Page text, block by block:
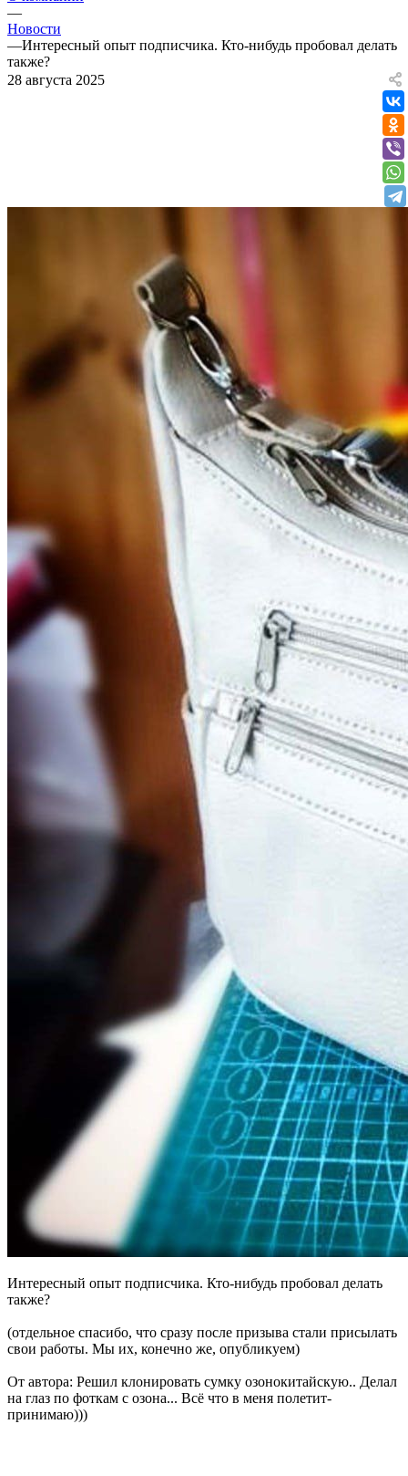
—
Новости
—Интересный опыт подписчика. Кто-нибудь пробовал делать
также?
28 августа 2025
Интересный опыт подписчика. Кто-нибудь пробовал делать
также?
(отдельное спасибо, что сразу после призыва стали присылать
свои работы. Мы их, конечно же, опубликуем)
От автора: Решил клонировать сумку озонокитайскую.. Делал
на глаз по фоткам с озона... Всё что в меня полетит-
принимаю)))